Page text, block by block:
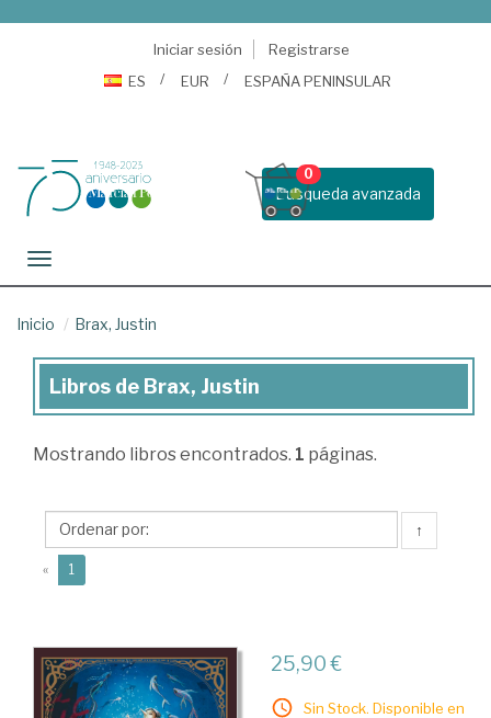
Iniciar sesión
Registrarse
ES
EUR ESPAÑA PENINSULAR
Busqueda avanzada
0
Toggle navigation
Inicio Brax, Justin
Libros
Brax,
Libros de Brax, Justin
Mostrando libros encontrados. 1 páginas.
↑
« 1
25,90 €
Sin Stock. Disponible en